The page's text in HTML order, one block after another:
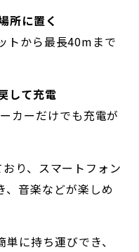
所に置く
トから最長40mまで
して充電
カーだけでも充電が
り、スマートフォン
、音楽などが楽しめ
に持ち運びでき、